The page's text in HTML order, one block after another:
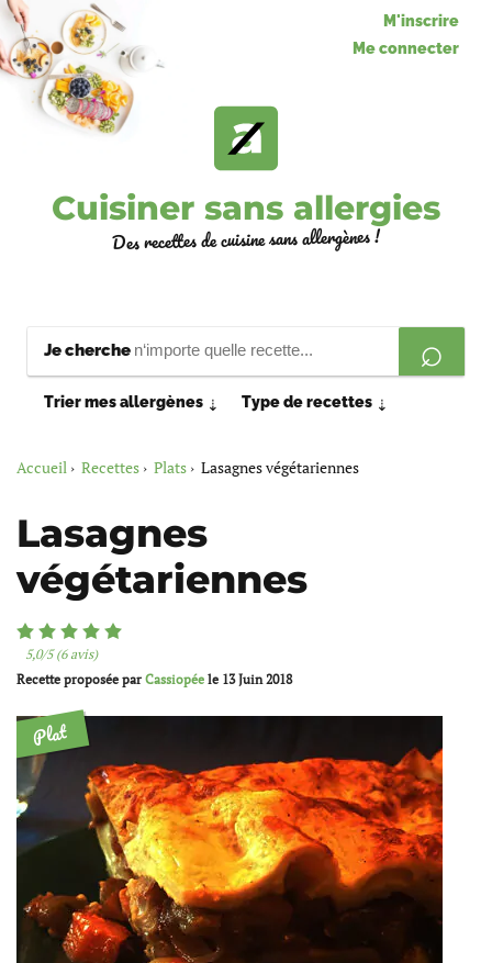
M'inscrire
Me connecter
Cuisiner sans allergies
Des recettes de cuisine sans allergènes !
Je cherche
Trier mes allergènes ⇣ Type de recettes ⇣
Accueil Recettes Plats Lasagnes végétariennes
Lasagnes
végétariennes
5,0/5 (6 avis)
Recette proposée par Cassiopée le 13 Juin 2018
Plat